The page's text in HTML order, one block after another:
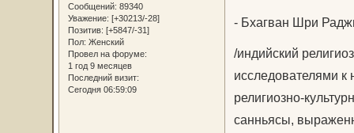
Сообщений: 89340
Уважение: [+30213/-28]
Позитив: [+5847/-31]
Пол: Женский
Провел на форуме:
1 год 9 месяцев
Последний визит:
Сегодня 06:59:09
- Бхагван Шри
/индийский
исследователями к
религиозно-
санньясы,